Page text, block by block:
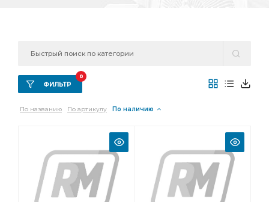
ФИЛЬТР
0
По названию По артикулу По наличию